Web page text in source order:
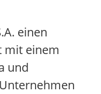
einen
mit einem
und